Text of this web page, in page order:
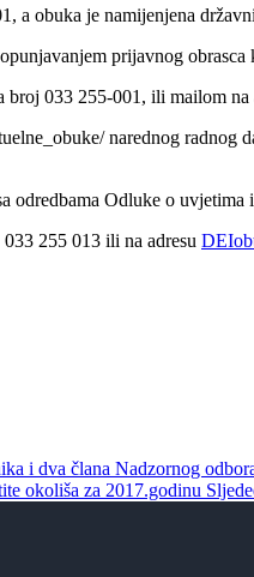
a obuka je namijenjena
prijavnog
broj 033 255-001, ili mailom na
narednog radnog
odredbama Odluke o
255 013 ili na adresu
i dva člana Nadzornog
okoliša za 2017.godinu